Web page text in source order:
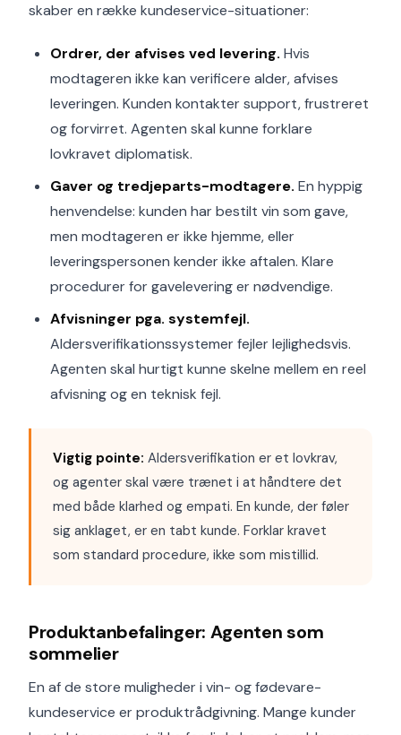
skaber en række kundeservice-situationer:
Ordrer, der afvises ved levering. Hvis
modtageren ikke kan verificere alder, afvises
leveringen. Kunden kontakter support, frustreret
og forvirret. Agenten skal kunne forklare
lovkravet diplomatisk.
Gaver og tredjeparts-modtagere. En hyppig
henvendelse: kunden har bestilt vin som gave,
men modtageren er ikke hjemme, eller
leveringspersonen kender ikke aftalen. Klare
procedurer for gavelevering er nødvendige.
Afvisninger pga. systemfejl.
Aldersverifikationssystemer fejler lejlighedsvis.
Agenten skal hurtigt kunne skelne mellem en reel
afvisning og en teknisk fejl.
Vigtig pointe: Aldersverifikation er et lovkrav,
og agenter skal være trænet i at håndtere det
med både klarhed og empati. En kunde, der føler
sig anklaget, er en tabt kunde. Forklar kravet
som standard procedure, ikke som mistillid.
Produktanbefalinger: Agenten som
sommelier
En af de store muligheder i vin- og fødevare-
kundeservice er produktrådgivning. Mange kunder